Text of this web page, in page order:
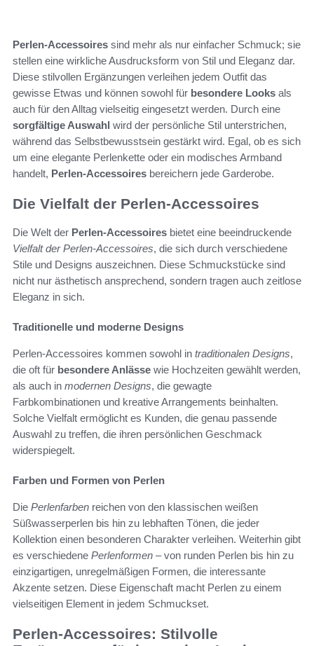
Perlen-Accessoires sind mehr als nur einfacher Schmuck; sie
stellen eine wirkliche Ausdrucksform von Stil und Eleganz dar.
Diese stilvollen Ergänzungen verleihen jedem Outfit das
gewisse Etwas und können sowohl für besondere Looks als
auch für den Alltag vielseitig eingesetzt werden. Durch eine
sorgfältige Auswahl wird der persönliche Stil unterstrichen,
während das Selbstbewusstsein gestärkt wird. Egal, ob es sich
um eine elegante Perlenkette oder ein modisches Armband
handelt, Perlen-Accessoires bereichern jede Garderobe.
Die Vielfalt der Perlen-Accessoires
Die Welt der Perlen-Accessoires bietet eine beeindruckende
Vielfalt der Perlen-Accessoires, die sich durch verschiedene
Stile und Designs auszeichnen. Diese Schmuckstücke sind
nicht nur ästhetisch ansprechend, sondern tragen auch zeitlose
Eleganz in sich.
Traditionelle und moderne Designs
Perlen-Accessoires kommen sowohl in traditionalen Designs,
die oft für besondere Anlässe wie Hochzeiten gewählt werden,
als auch in modernen Designs, die gewagte
Farbkombinationen und kreative Arrangements beinhalten.
Solche Vielfalt ermöglicht es Kunden, die genau passende
Auswahl zu treffen, die ihren persönlichen Geschmack
widerspiegelt.
Farben und Formen von Perlen
Die Perlenfarben reichen von den klassischen weißen
Süßwasserperlen bis hin zu lebhaften Tönen, die jeder
Kollektion einen besonderen Charakter verleihen. Weiterhin gibt
es verschiedene Perlenformen – von runden Perlen bis hin zu
einzigartigen, unregelmäßigen Formen, die interessante
Akzente setzen. Diese Eigenschaft macht Perlen zu einem
vielseitigen Element in jedem Schmuckset.
Perlen-Accessoires: Stilvolle